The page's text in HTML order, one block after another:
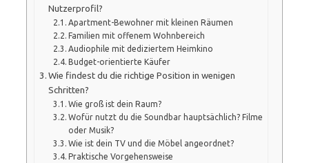
Nutzerprofil?
Apartment-Bewohner mit kleinen Räumen
Familien mit offenem Wohnbereich
Audiophile mit dediziertem Heimkino
Budget-orientierte Käufer
Wie findest du die richtige Position in wenigen
Schritten?
Wie groß ist dein Raum?
Wofür nutzt du die Soundbar hauptsächlich? Filme
oder Musik?
Wie ist dein TV und die Möbel angeordnet?
Praktische Vorgehensweise